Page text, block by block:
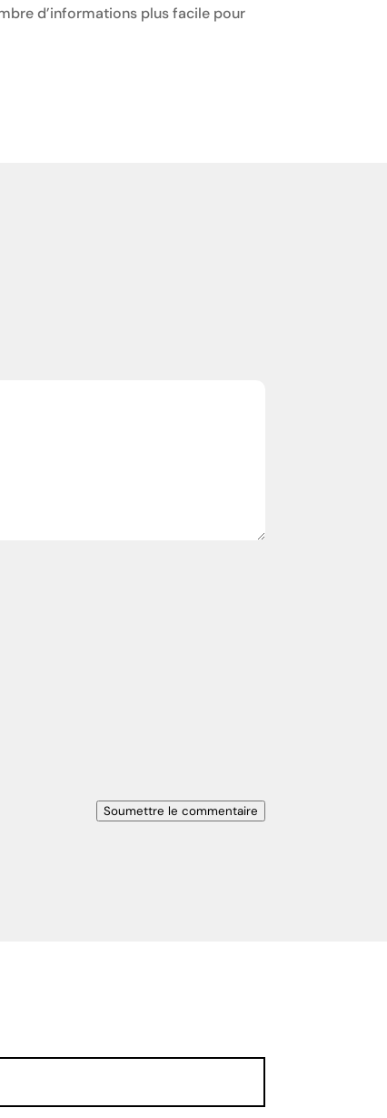
d’informations plus facile pour
Soumettre le commentaire